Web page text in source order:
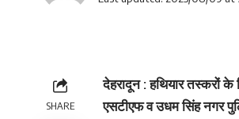
SHARE
देहरादून : हथियार तस्करों के
एसटीएफ व उधम सिंह नगर